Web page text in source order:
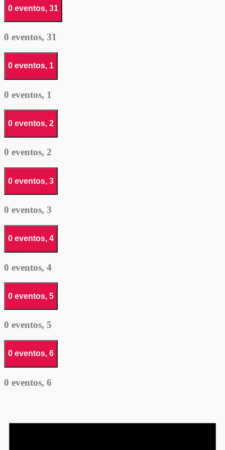
0 eventos, 31
0 eventos, 31
0 eventos, 1
0 eventos, 1
0 eventos, 2
0 eventos, 2
0 eventos, 3
0 eventos, 3
0 eventos, 4
0 eventos, 4
0 eventos, 5
0 eventos, 5
0 eventos, 6
0 eventos, 6